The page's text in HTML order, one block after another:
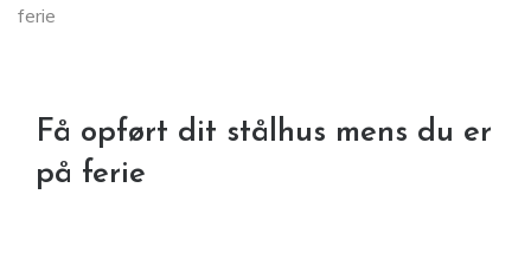
ferie
Få opført dit stålhus mens du er
på ferie